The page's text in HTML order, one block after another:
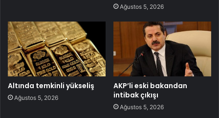
Ağustos 5, 2026
Altında temkinli yükseliş
Ağustos 5, 2026
AKP’li eski bakandan
intibak çıkışı
Ağustos 5, 2026